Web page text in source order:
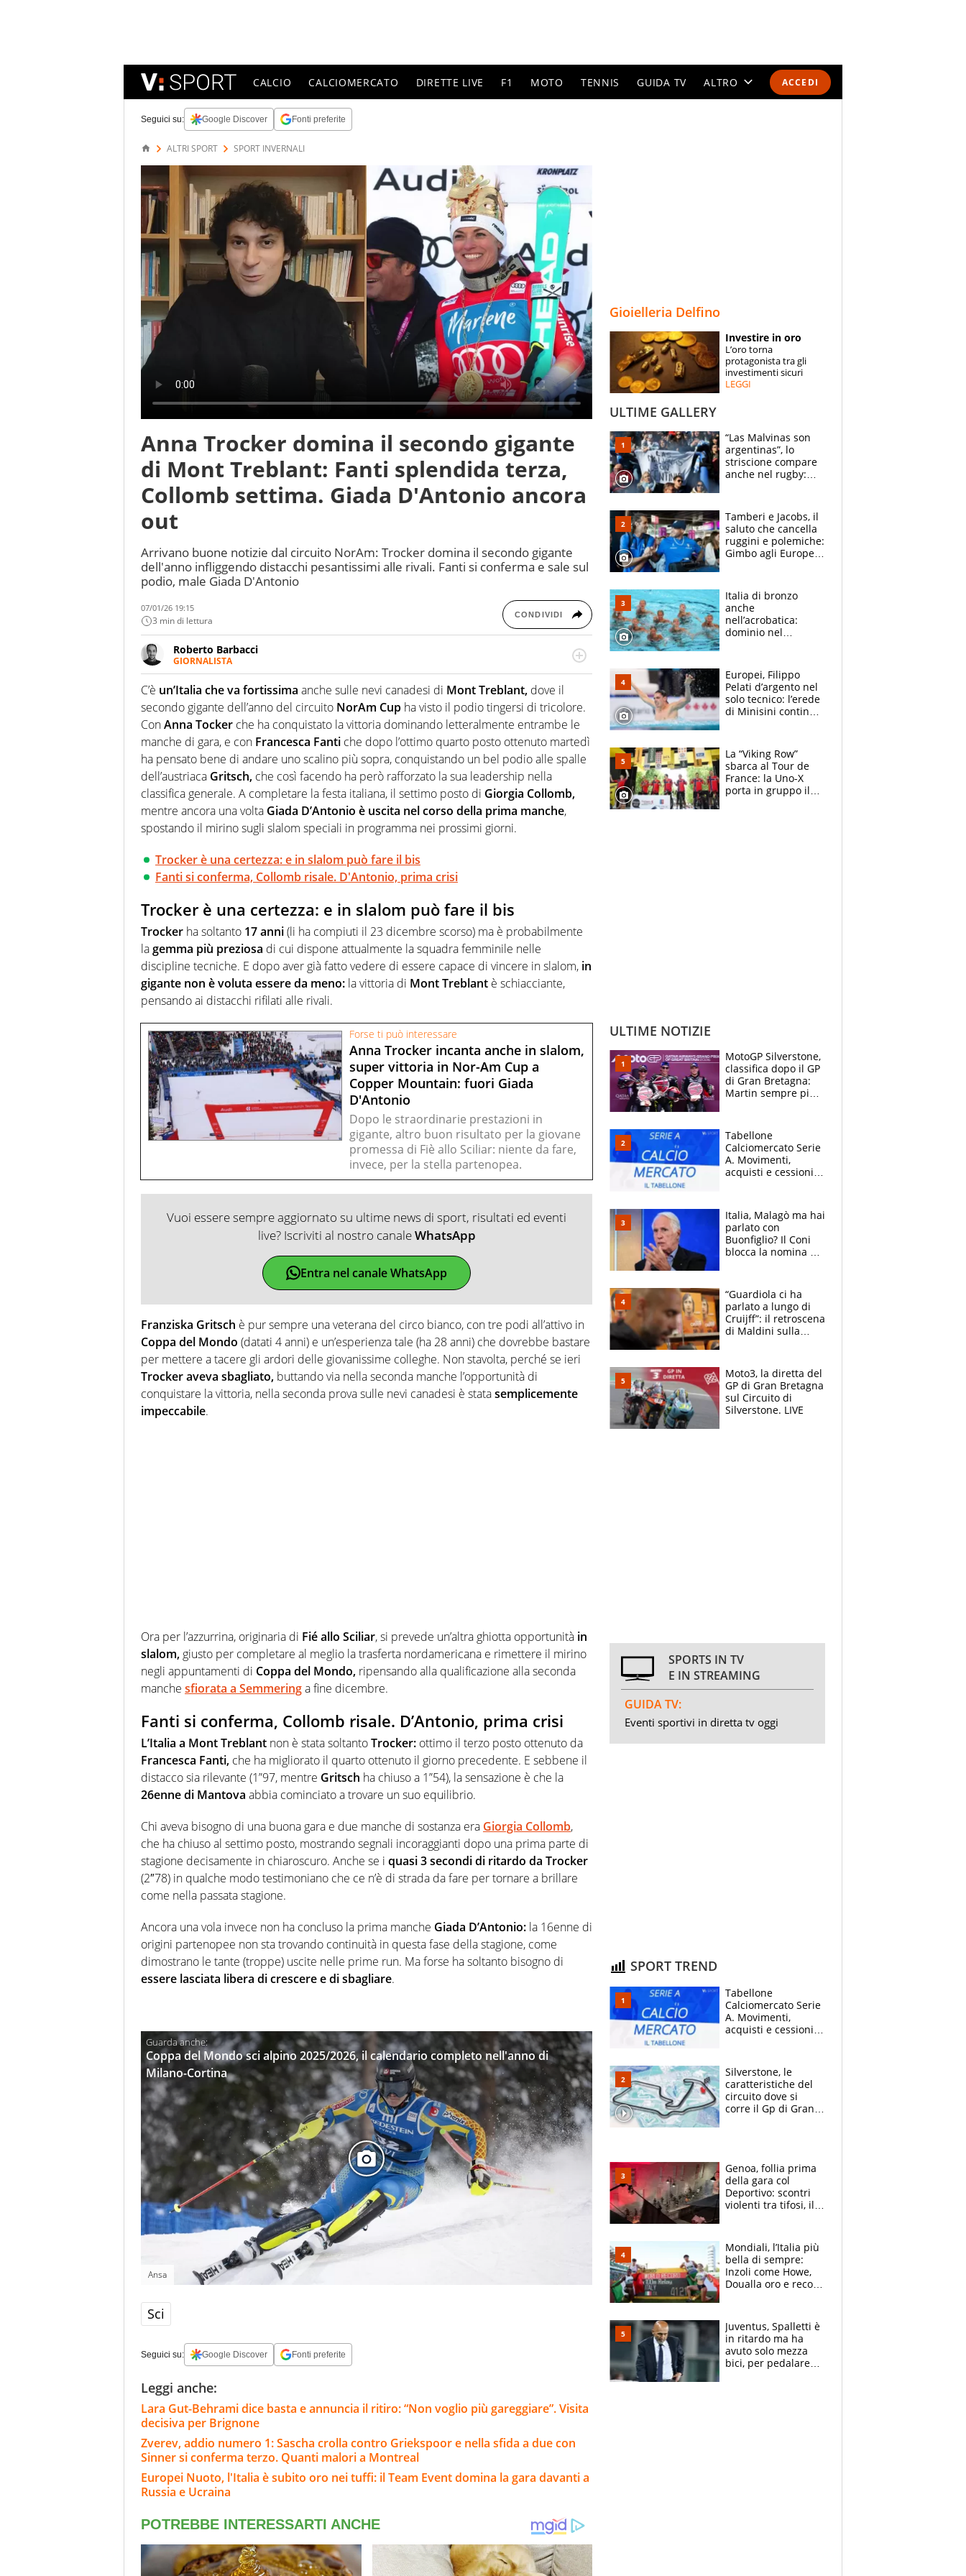
ACCEDI
CALCIO CALCIOMERCATO DIRETTE LIVE F1 MOTO TENNIS GUIDA TV ALTRO
SPECIALI
ESPERTI
Seguici su: Google Discover Fonti preferite
ALTRI SPORT SPORT INVERNALI
Anna Trocker domina il secondo gigante
di Mont Treblant: Fanti splendida terza,
Collomb settima. Giada D'Antonio ancora
out
Arrivano buone notizie dal circuito NorAm: Trocker domina il secondo gigante
dell'anno infliggendo distacchi pesantissimi alle rivali. Fanti si conferma e sale sul
podio, male Giada D'Antonio
07/01/26 19:15
3 min di lettura CONDIVIDI
Roberto Barbacci
GIORNALISTA
Giornalista (pubblicista) sportivo a tutto campo, è il tuttologo di Virgilio Sport. Provate a
chiedergli di boxe, di scherma, di volley o di curling: ve ne farà innamorare
C’è un’Italia che va fortissima anche sulle nevi canadesi di Mont Treblant, dove il
secondo gigante dell’anno del circuito NorAm Cup ha visto il podio tingersi di tricolore.
ConAnna Tocker che ha conquistato la vittoria dominando letteralmente entrambe le
manche di gara, e con Francesca Fanti che dopo l’ottimo quarto posto ottenuto martedì
ha pensato bene di andare uno scalino più sopra, conquistando un bel podio alle spalle
dell’austriaca Gritsch, che così facendo ha però rafforzato la sua leadership nella
classifica generale. A completare la festa italiana, il settimo posto di Giorgia Collomb,
mentre ancora una volta Giada D’Antonio è uscita nel corso della prima manche,
spostando il mirino sugli slalom speciali in programma nei prossimi giorni.
Trocker è una certezza: e in slalom può fare il bis
Fanti si conferma, Collomb risale. D'Antonio, prima crisi
Trocker è una certezza: e in slalom può fare il bis
Trocker ha soltanto 17 anni(li ha compiuti il 23 dicembre scorso) ma è probabilmente
lagemma più preziosa di cui dispone attualmente la squadra femminile nelle
discipline tecniche. E dopo aver già fatto vedere di essere capace di vincere in slalom, in
gigante non è voluta essere da meno: la vittoria di Mont Treblant è schiacciante,
pensando ai distacchi rifilati alle rivali.
Forse ti può interessare
Anna Trocker incanta anche in slalom,
super vittoria in Nor-Am Cup a
Copper Mountain: fuori Giada
D'Antonio
Dopo le straordinarie prestazioni in
gigante, altro buon risultato per la giovane
promessa di Fiè allo Sciliar: niente da fare,
invece, per la stella partenopea.
Vuoi essere sempre aggiornato su ultime news di sport, risultati ed eventi
live? Iscriviti al nostro canaleWhatsApp
Entra nel canale WhatsApp
Franziska Gritsch è pur sempre una veterana del circo bianco, con tre podi all’attivo in
Coppa del Mondo (datati 4 anni) e un’esperienza tale (ha 28 anni) che dovrebbe bastare
per mettere a tacere gli ardori delle giovanissime colleghe. Non stavolta, perché se ieri
Trockeraveva sbagliato, buttando via nella seconda manche l’opportunità di
conquistare la vittoria, nella seconda prova sulle nevi canadesi è statasemplicemente
impeccabile.
Ora per l’azzurrina, originaria di Fié allo Sciliar, si prevede un’altra ghiotta opportunità in
slalom, giusto per completare al meglio la trasferta nordamericana e rimettere il mirino
negli appuntamenti di Coppa del Mondo, ripensando alla qualificazione alla seconda
manche sfiorata a Semmeringa fine dicembre.
Fanti si conferma, Collomb risale. D’Antonio, prima crisi
L’Italia a Mont Treblant non è stata soltantoTrocker: ottimo il terzo posto ottenuto da
Francesca Fanti, che ha migliorato il quarto ottenuto il giorno precedente. E sebbene il
distacco sia rilevante (1”97, mentre Gritsch ha chiuso a 1”54), la sensazione è che la
26enne di Mantova abbia cominciato a trovare un suo equilibrio.
Chi aveva bisogno di una buona gara e due manche di sostanza era Giorgia Collomb,
che ha chiuso al settimo posto, mostrando segnali incoraggianti dopo una prima parte di
stagione decisamente in chiaroscuro. Anche se i quasi 3 secondi di ritardo da Trocker
(2″78) in qualche modo testimoniano che ce n’è di strada da fare per tornare a brillare
come nella passata stagione.
Ancora una vola invece non ha concluso la prima manche Giada D’Antonio: la 16enne di
origini partenopee non sta trovando continuità in questa fase della stagione, come
dimostrano le tante (troppe) uscite nelle prime run. Ma forse ha soltanto bisogno di
essere lasciata libera di crescere e di sbagliare.
Coppa del Mondo sci alpino 2025/2026, il calendario completo nell'anno di
Milano-Cortina
Ansa
Sci
Seguici su: Google Discover Fonti preferite
Leggi anche:
Lara Gut-Behrami dice basta e annuncia il ritiro: “Non voglio più gareggiare”. Visita
decisiva per Brignone
Zverev, addio numero 1: Sascha crolla contro Griekspoor e nella sfida a due con
Sinner si conferma terzo. Quanti malori a Montreal
Europei Nuoto, l'Italia è subito oro nei tuffi: il Team Event domina la gara davanti a
Russia e Ucraina
Gioielleria Delfino
Investire in oro
L’oro torna
protagonista tra gli
investimenti sicuri
LEGGI
ULTIME GALLERY
“Las Malvinas son
argentinas”, lo
striscione compare
anche nel rugby:
un caso
Tamberi e Jacobs, il
saluto che cancella
ruggini e polemiche:
Gimbo agli Europei
Italia di bronzo
anche
nell’acrobatica:
dominio nel
e compagni
continuare
Europei, Filippo
Pelati d’argento nel
solo tecnico: l’erede
di Minisini continua
mirino
La “Viking Row”
sbarca al Tour de
France: la Uno-X
porta in gruppo il
ULTIME NOTIZIE
MotoGP Silverstone,
classifica dopo il GP
di Gran Bretagna:
Martin sempre più
Tabellone
Calciomercato Serie
A. Movimenti,
acquisti e cessioni:
Italia, Malagò ma hai
parlato con
Buonfiglio? Il Coni
blocca la nomina di
“Guardiola ci ha
parlato a lungo di
Cruijff”: il retroscena
di Maldini sulla
Moto3, la diretta del
GP di Gran Bretagna
sul Circuito di
Silverstone. LIVE
SPORTS IN TV
E IN STREAMING
GUIDA TV:
Eventi sportivi in diretta tv oggi
SPORT TREND
Tabellone
Calciomercato Serie
A. Movimenti,
acquisti e cessioni:
Silverstone, le
caratteristiche del
circuito dove si
corre il Gp di Gran
Genoa, follia prima
della gara col
Deportivo: scontri
violenti tra tifosi, il
Mondiali, l’Italia più
bella di sempre:
Inzoli come Howe,
Doualla oro e record
Juventus, Spalletti è
in ritardo ma ha
avuto solo mezza
bici, per pedalare